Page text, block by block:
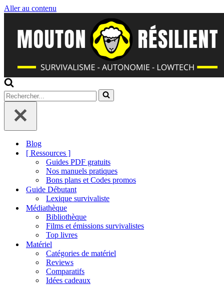
Aller au contenu
Rechercher...
Blog
[ Ressources ]
Guides PDF gratuits
Nos manuels pratiques
Bons plans et Codes promos
Guide Débutant
Lexique survivaliste
Médiathèque
Bibliothèque
Films et émissions survivalistes
Top livres
Matériel
Catégories de matériel
Reviews
Comparatifs
Idées cadeaux